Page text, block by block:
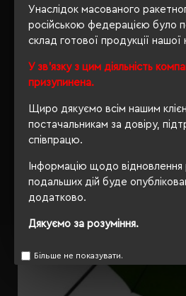
Унаслідок масованого
російською федерацією було
склад готової продукції нашої
У зв'язку з цим діяльність
призупинена.
Щиро дякуємо всім нашим
постачальникам за довіру,
співпрацю.
Інформацію щодо відновлення
подальших дій буде
додатково.
Дякуємо за розуміння.
Більше не показувати.